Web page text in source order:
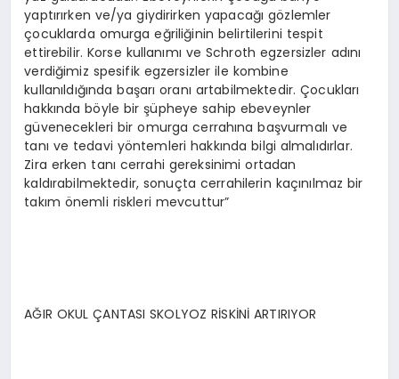
yaptırırken ve/ya giydirirken yapacağı gözlemler
çocuklarda omurga eğriliğinin belirtilerini tespit
ettirebilir. Korse kullanımı ve Schroth egzersizler adını
verdiğimiz spesifik egzersizler ile kombine
kullanıldığında başarı oranı artabilmektedir. Çocukları
hakkında böyle bir şüpheye sahip ebeveynler
güvenecekleri bir omurga cerrahına başvurmalı ve
tanı ve tedavi yöntemleri hakkında bilgi almalıdırlar.
Zira erken tanı cerrahi gereksinimi ortadan
kaldırabilmektedir, sonuçta cerrahilerin kaçınılmaz bir
takım önemli riskleri mevcuttur”
AĞIR OKUL ÇANTASI SKOLYOZ RİSKİNİ ARTIRIYOR